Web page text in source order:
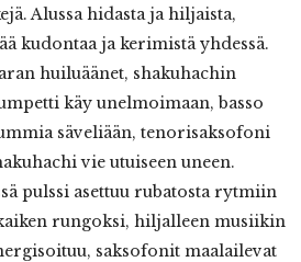
Alussa hidasta ja hiljaista,
kudontaa ja kerimistä yhdessä.
huiluäänet, shakuhachin
käy unelmoimaan, basso
säveliään, tenorisaksofoni
vie utuiseen uneen.
pulssi asettuu rubatosta rytmiin
rungoksi, hiljalleen musiikin
saksofonit maalailevat